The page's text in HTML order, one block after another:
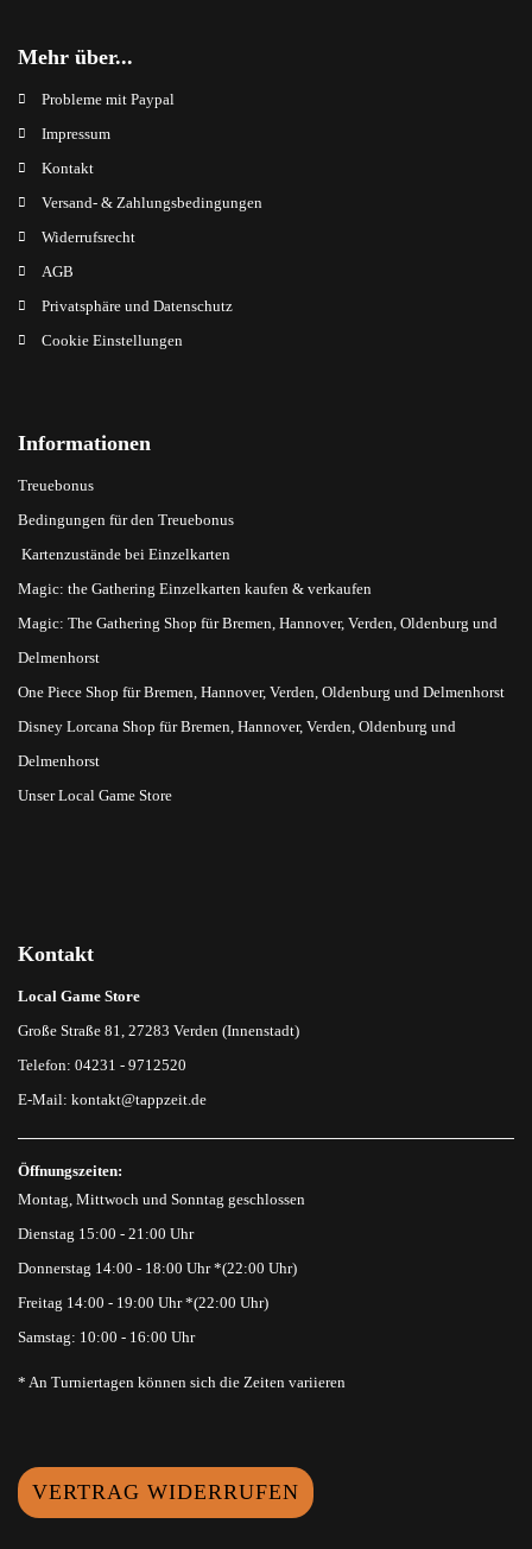
Mehr über...
Probleme mit Paypal
Impressum
Kontakt
Versand- & Zahlungsbedingungen
Widerrufsrecht
AGB
Privatsphäre und Datenschutz
Cookie Einstellungen
Informationen
Treuebonus
Bedingungen für den Treuebonus
Kartenzustände bei Einzelkarten
Magic: the Gathering Einzelkarten kaufen & verkaufen
Magic: The Gathering Shop für Bremen, Hannover, Verden, Oldenburg und
Delmenhorst
One Piece Shop für Bremen, Hannover, Verden, Oldenburg und Delmenhorst
Disney Lorcana Shop für Bremen, Hannover, Verden, Oldenburg und
Delmenhorst
Unser Local Game Store
Kontakt
Local Game Store
Große Straße 81, 27283 Verden (Innenstadt)
Telefon: 04231 - 9712520
E-Mail: kontakt@tappzeit.de
Öffnungszeiten:
Montag, Mittwoch und Sonntag geschlossen
Dienstag 15:00 - 21:00 Uhr
Donnerstag 14:00 - 18:00 Uhr *(22:00 Uhr)
Freitag 14:00 - 19:00 Uhr *(22:00 Uhr)
Samstag: 10:00 - 16:00 Uhr
* An Turniertagen können sich die Zeiten variieren
VERTRAG WIDERRUFEN